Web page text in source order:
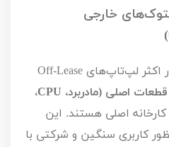
خارجی
)
اکثر لپ‌تاپ‌های Off-Lease
قطعات اصلی (مادربرد، CPU،
اصلی هستند. این
کاربری سنگین و شرکتی با